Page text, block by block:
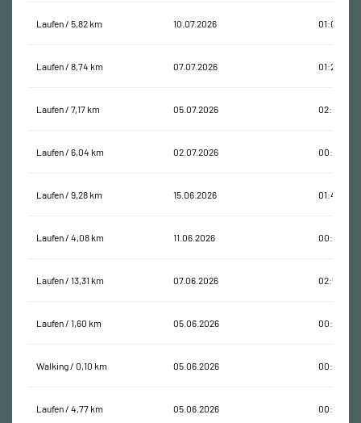
Laufen / 5,82 km 10.07.2026 01:02:48
Laufen / 8,74 km 07.07.2026 01:28:47
Laufen / 7,17 km 05.07.2026 02:12:59
Laufen / 6,04 km 02.07.2026 00:52:24
Laufen / 9,28 km 15.06.2026 01:41:10
Laufen / 4,08 km 11.06.2026 00:39:57
Laufen / 13,31 km 07.06.2026 02:50:28
Laufen / 1,60 km 05.06.2026 00:11:51
Walking / 0,10 km 05.06.2026 00:01:16
Laufen / 4,77 km 05.06.2026 00:41:56